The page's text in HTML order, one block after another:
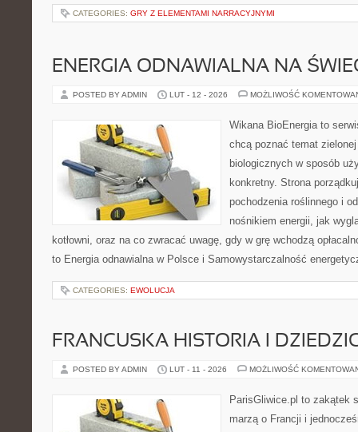
CATEGORIES: GRY Z ELEMENTAMI NARRACYJNYMI
ENERGIA ODNAWIALNA NA
POSTED BY ADMIN LUT - 12 - 2026 MOŻLIWOŚĆ
Wikana BioEnergia to
chcą poznać temat
biologicznych w sposób
konkretny. Strona
pochodzenia roślinnego i
nośnikiem energii, jak
kotłowni, oraz na co zwracać uwagę, gdy w grę wchodzą
to Energia odnawialna w Polsce i Samowystarczalność
CATEGORIES: EWOLUCJA
FRANCUSKA HISTORIA I
POSTED BY ADMIN LUT - 11 - 2026 MOŻLIWOŚĆ
ParisGliwice.pl to zakątek
marzą o Francji i